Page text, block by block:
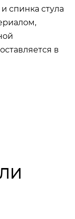
спинка стула
в